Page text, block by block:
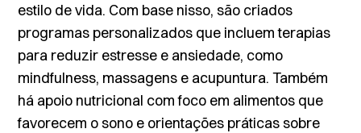
estilo de vida. Com base nisso, são criados
programas personalizados que incluem terapias
para reduzir estresse e ansiedade, como
mindfulness, massagens e acupuntura. Também
há apoio nutricional com foco em alimentos que
favorecem o sono e orientações práticas sobre